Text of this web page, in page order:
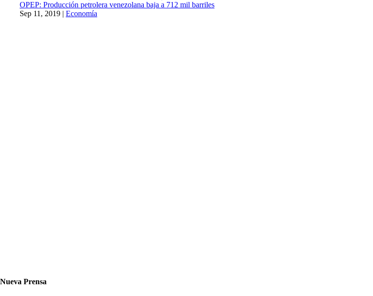
OPEP: Producción petrolera venezolana baja a 712 mil barriles
Sep 11, 2019 | Economía
Nueva Prensa